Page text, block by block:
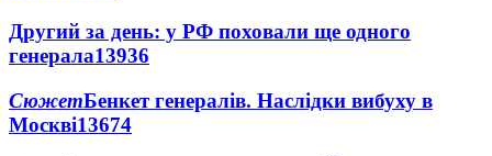
Другий за день: у РФ поховали ще одного
генерала13936
СюжетБенкет генералів. Наслідки вибуху в
Москві13674